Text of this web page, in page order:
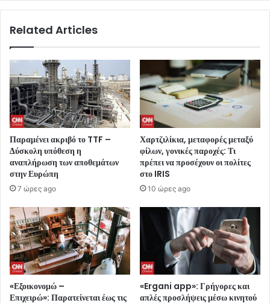
Related Articles
Παραμένει ακριβό το TTF –
Δύσκολη υπόθεση η
αναπλήρωση των αποθεμάτων
στην Ευρώπη
7 ώρες ago
Χαρτζιλίκια, μεταφορές μεταξύ
φίλων, γονικές παροχές: Τι
πρέπει να προσέχουν οι πολίτες
στο IRIS
10 ώρες ago
«Εξοικονομώ –
Επιχειρώ»: Παρατείνεται έως τις
«Ergani app»: Γρήγορες και
απλές προσλήψεις μέσω κινητού